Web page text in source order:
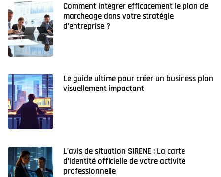
Comment intégrer efficacement le plan de
marcheage dans votre stratégie
d’entreprise ?
Le guide ultime pour créer un business plan
visuellement impactant
L’avis de situation SIRENE : La carte
d’identité officielle de votre activité
professionnelle